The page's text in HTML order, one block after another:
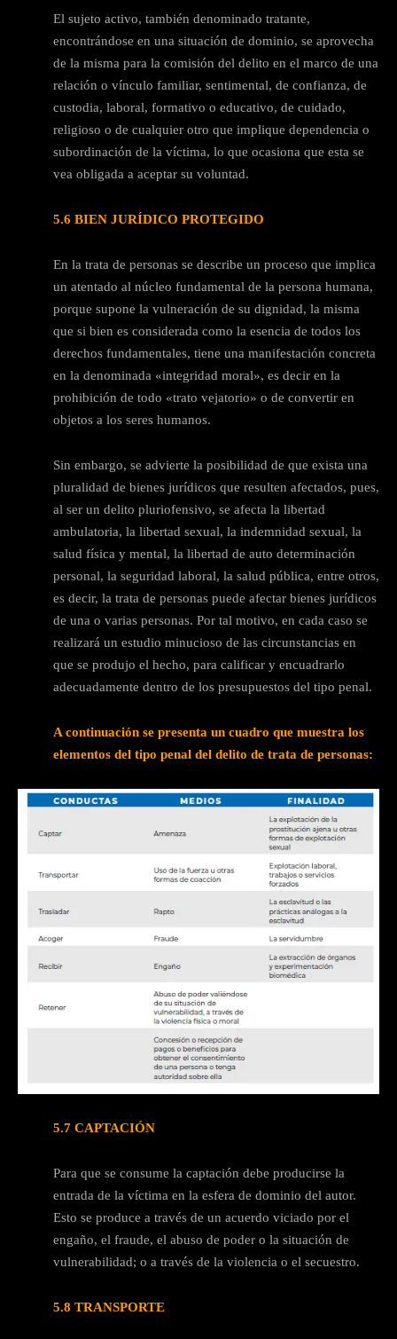
El sujeto activo, también denominado tratante,
encontrándose en una situación de dominio, se aprovecha
de la misma para la comisión del delito en el marco de una
relación o vínculo familiar, sentimental, de confianza, de
custodia, laboral, formativo o educativo, de cuidado,
religioso o de cualquier otro que implique dependencia o
subordinación de la víctima, lo que ocasiona que esta se
vea obligada a aceptar su voluntad.
5.6 BIEN JURÍDICO PROTEGIDO
En la trata de personas se describe un proceso que implica
un atentado al núcleo fundamental de la persona humana,
porque supone la vulneración de su dignidad, la misma
que si bien es considerada como la esencia de todos los
derechos fundamentales, tiene una manifestación concreta
en la denominada «integridad moral», es decir en la
prohibición de todo «trato vejatorio» o de convertir en
objetos a los seres humanos.
Sin embargo, se advierte la posibilidad de que exista una
pluralidad de bienes jurídicos que resulten afectados, pues,
al ser un delito pluriofensivo, se afecta la libertad
ambulatoria, la libertad sexual, la indemnidad sexual, la
salud física y mental, la libertad de auto determinación
personal, la seguridad laboral, la salud pública, entre otros,
es decir, la trata de personas puede afectar bienes jurídicos
de una o varias personas. Por tal motivo, en cada caso se
realizará un estudio minucioso de las circunstancias en
que se produjo el hecho, para calificar y encuadrarlo
adecuadamente dentro de los presupuestos del tipo penal.
A continuación se presenta un cuadro que muestra los
elementos del tipo penal del delito de trata de personas:
5.7 CAPTACIÓN
Para que se consume la captación debe producirse la
entrada de la víctima en la esfera de dominio del autor.
Esto se produce a través de un acuerdo viciado por el
engaño, el fraude, el abuso de poder o la situación de
vulnerabilidad; o a través de la violencia o el secuestro.
5.8 TRANSPORTE